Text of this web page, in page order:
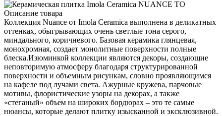
Описание товара
Коллекция Nuance от Imola Ceramica выполнена в деликатных
оттенках, обыгрывающих очень светлые тона серого,
миндального, коричневого. Базовая керамика глянцевая,
монохромная, создает монолитные поверхности полные
блеска.Изюминкой коллекции являются декоры, создающие
неповторимую атмосферу благодаря структурированной
поверхности и объемным рисункам, словно проявляющимся
на кафеле под лучами света. Ажурные кружева, парчовые
мотивы, флористические узоры на декорах, а также
«стеганый» объем на широких бордюрах – это те самые
нюансы, которые делают плитку изысканной и эксклюзивной.